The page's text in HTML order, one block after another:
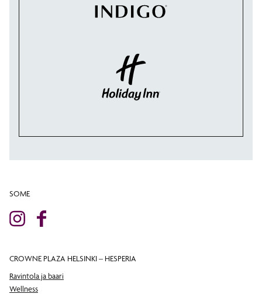
SOME
CROWNE PLAZA HELSINKI – HESPERIA
Ravintola ja baari
Wellness